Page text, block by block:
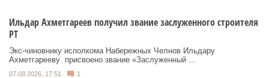
Ильдар Ахметгареев получил звание заслуженного строителя
РТ
Экс‑чиновнику исполкома Набережных Челнов Ильдару
Ахметгарееву присвоено звание «Заслуженный ...
07.08.2026, 17:51 1